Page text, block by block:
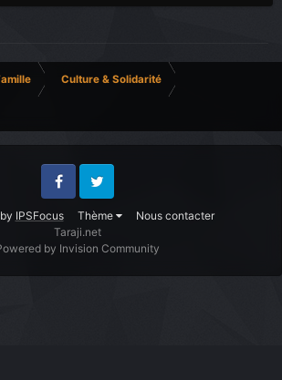
Culture & Solidarité
IPSFocus Thème Nous contacter
FacebookTwitter
Taraji.net
by Invision Community